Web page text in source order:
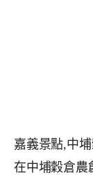
嘉義景點,中
在中埔穀倉農